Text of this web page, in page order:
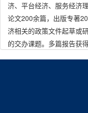
第四章 算法点亮消费：
第一节 算法洞察：悄悄
第二节 算法红利与隐形
第三节 算法驱动：激活
第五章 算法与劳动力市
第一节 求职招聘：数字
第二节 工作形态：新职
济、平台经济、服务经济
论文200余篇，出版专著
济相关的政策文件起草或
的交办课题。多篇报告获